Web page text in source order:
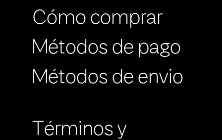
Cómo comprar
Métodos de pago
Métodos de envio
Términos y